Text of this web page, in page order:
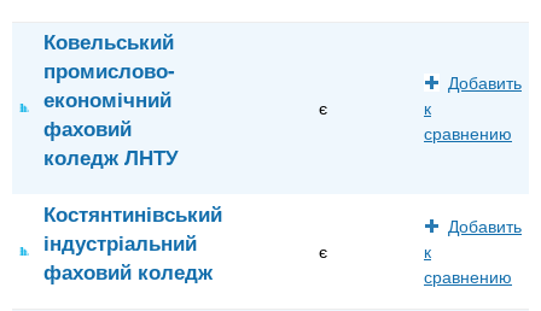
Ковельський
промислово-
економічний
фаховий
коледж ЛНТУ
є
Добавить
к
сравнению
Костянтинівський
індустріальний
фаховий коледж
є
Добавить
к
сравнению